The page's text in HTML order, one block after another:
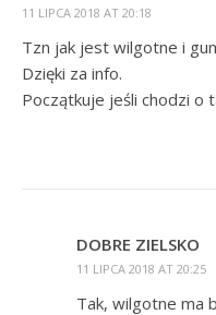
11 LIPCA 2018 AT 20:18
Tzn jak jest wilgotne i
Dzięki za info.
Początkuje jeśli chodzi o
DOBRE ZIELSKO
11 LIPCA 2018 AT 20:25
Tak, wilgotne ma